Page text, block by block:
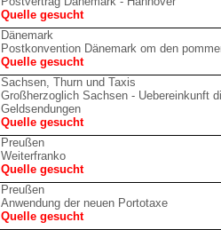
Quelle gesucht
Dänemark
Postkonvention Dänemark om den
Quelle gesucht
Sachsen, Thurn und Taxis
Großherzoglich Sachsen - Uebereinkunft
Geldsendungen
Quelle gesucht
Preußen
Weiterfranko
Quelle gesucht
Preußen
Anwendung der neuen Portotaxe
Quelle gesucht